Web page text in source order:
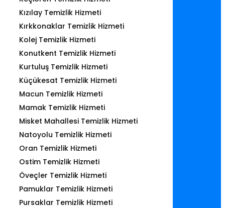
Kızılay Temizlik Hizmeti
Kırkkonaklar Temizlik Hizmeti
Kolej Temizlik Hizmeti
Konutkent Temizlik Hizmeti
Kurtuluş Temizlik Hizmeti
Küçükesat Temizlik Hizmeti
Macun Temizlik Hizmeti
Mamak Temizlik Hizmeti
Misket Mahallesi Temizlik Hizmeti
Natoyolu Temizlik Hizmeti
Oran Temizlik Hizmeti
Ostim Temizlik Hizmeti
Öveçler Temizlik Hizmeti
Pamuklar Temizlik Hizmeti
Pursaklar Temizlik Hizmeti